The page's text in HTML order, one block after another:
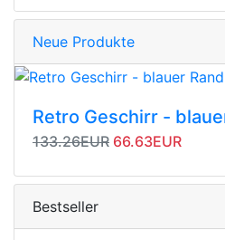
Neue Produkte
Retro Geschirr -
Originalpreis
133.26EUR Angebotspreis
66.63EUR
Bestseller